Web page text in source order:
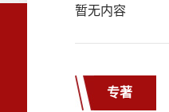
暂无内容
专著